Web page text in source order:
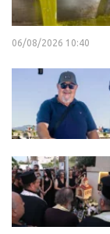
06/08/2026 10:40